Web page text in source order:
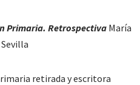
Primaria. Retrospectiva María
retirada y escritora